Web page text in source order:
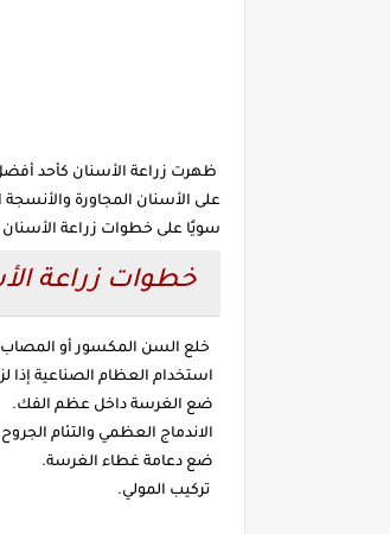
ظهرت زراعة الأسنان كأحد أفضل
على الأسنان المجاورة
سويًا على خطوات زراعة الأسنان
خطوات زراعة
خلع السن المكسور أو المصاب
استخدام العظام الصناعية إذا
ضع الغرسة داخل عظم الفك.
الاندماج العظمي والتئام
ضع دعامة غطاء الغرسة.
تركيب المولي.